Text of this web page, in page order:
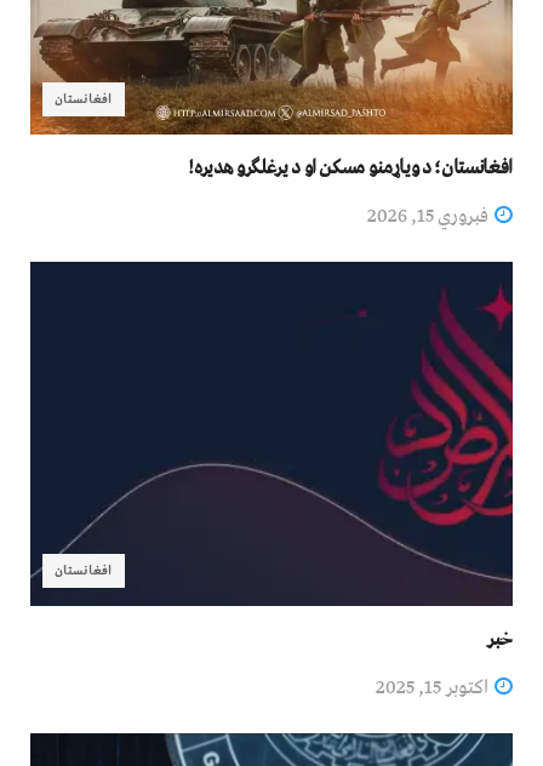
افغانستان
افغانستان؛ د ویاړمنو مسکن او د یرغلګرو هدیره!
فبروري 15, 2026
افغانستان
خبر
اکتوبر 15, 2025